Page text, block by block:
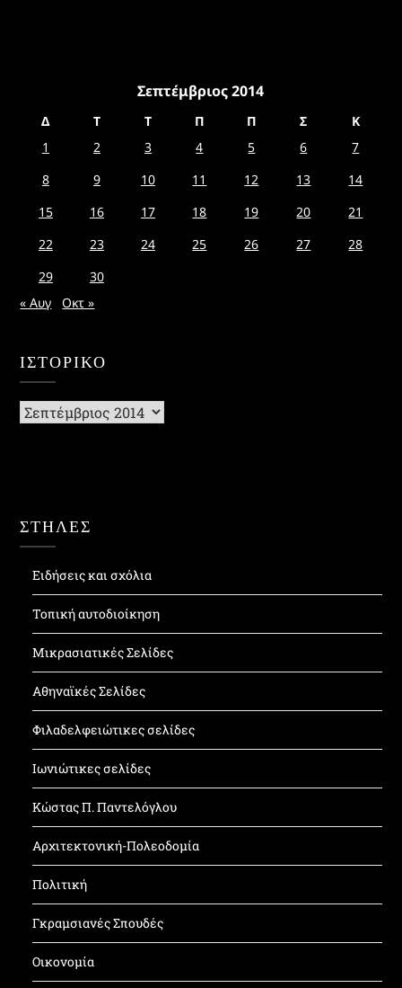
Σεπτέμβριος 2014
Δ Τ Τ Π Π Σ
Κ
1
2 3 4 5 6
7
8
9 10 11 12 13
14
15
16 17 18 19 20
21
22
23 24 25 26 27
28
29
30
« Αυγ
Οκτ »
ΙΣΤΟΡΙΚΌ
Ιστορικό
ΣΤΗΛΕΣ
Ειδήσεις και σχόλια
Τοπική αυτοδιοίκηση
Μικρασιατικές Σελίδες
Αθηναϊκές Σελίδες
Φιλαδελφειώτικες σελίδες
Ιωνιώτικες σελίδες
Κώστας Π. Παντελόγλου
Αρχιτεκτονική-Πολεοδομία
Πολιτική
Γκραμσιανές Σπουδές
Οικονομία